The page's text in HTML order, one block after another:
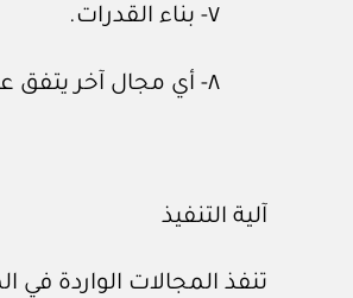
٧- بناء القدرات.
٨- أي مجال آخر يتفق عليه الطرفان لاحقا.
آلية التنفيذ
تنفذ المجالات الواردة في